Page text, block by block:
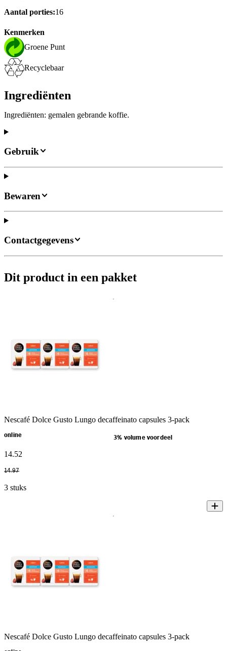
Aantal porties:16
Kenmerken
Groene Punt
Recyclebaar
Ingrediënten
Ingrediënten: gemalen gebrande koffie.
Gebruik
Bewaren
Contactgegevens
Dit product in een pakket
Nescafé Dolce Gusto Lungo decaffeinato capsules 3-pack
online 3% volume voordeel
14.52
14.97
3 stuks
Nescafé Dolce Gusto Lungo decaffeinato capsules 3-pack